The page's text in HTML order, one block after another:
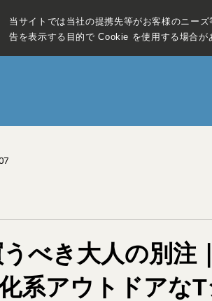
当サイトでは当社の提携先等がお客様のニー
告を表示する目的で Cookie を使用する場合が
うべき大人の別
系アウトドアな